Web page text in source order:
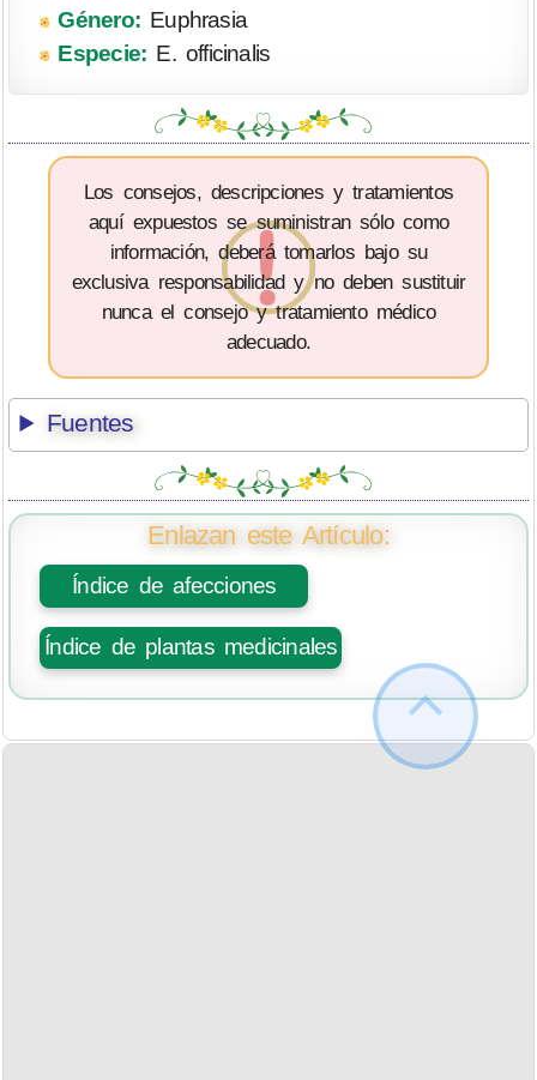
Género: Euphrasia
Especie: E. officinalis
Los consejos, descripciones y tratamientos
aquí expuestos se suministran sólo como
información, deberá tomarlos bajo su
exclusiva responsabilidad y no deben sustituir
nunca el consejo y tratamiento médico
adecuado.
Fuentes
Enlazan este Artículo:
Índice de afecciones
Índice de plantas medicinales